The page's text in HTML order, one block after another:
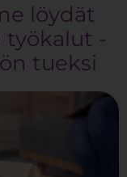
löydät
työkalut -
tueksi